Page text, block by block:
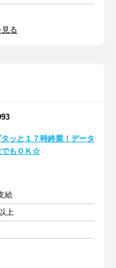
る
タッと１７時終業！データ
でもＯＫ☆
給
上